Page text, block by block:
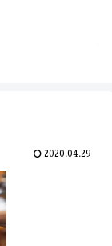
2020.04.29